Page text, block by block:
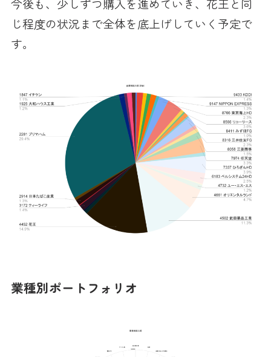
今後も、少しずつ購入を進めていき、花王と同
じ程度の状況まで全体を底上げしていく予定で
す。
業種別ポートフォリオ